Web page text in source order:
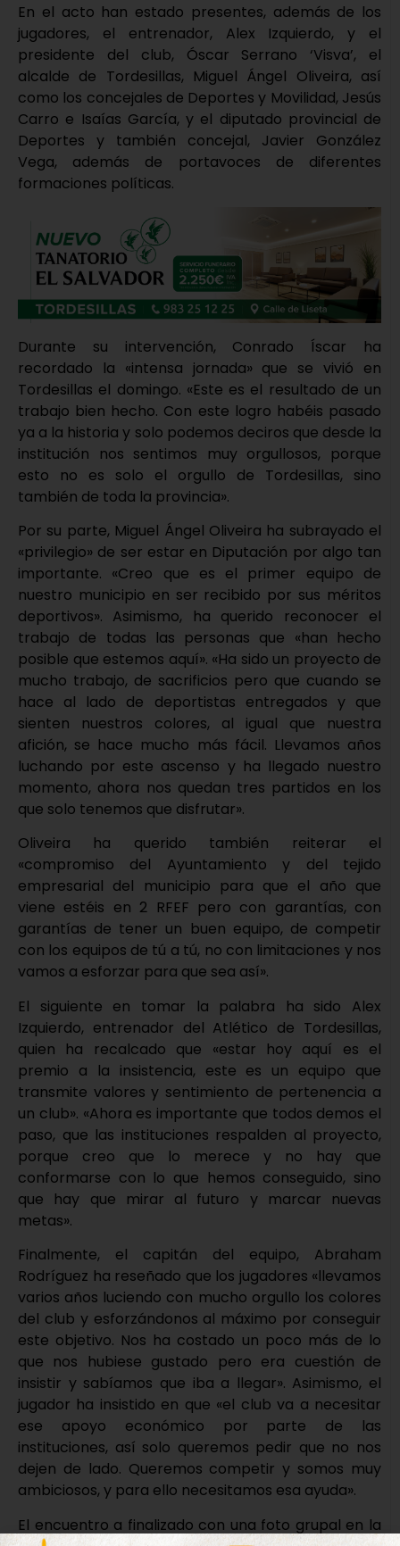
En el acto han estado presentes, además de los
jugadores, el entrenador, Alex Izquierdo, y el
presidente del club, Óscar Serrano ‘Visva’, el
alcalde de Tordesillas, Miguel Ángel Oliveira, así
como los concejales de Deportes y Movilidad, Jesús
Carro e Isaías García, y el diputado provincial de
Deportes y también concejal, Javier González
Vega, además de portavoces de diferentes
formaciones políticas.
Durante su intervención, Conrado Íscar ha
recordado la «intensa jornada» que se vivió en
Tordesillas el domingo. «Este es el resultado de un
trabajo bien hecho. Con este logro habéis pasado
ya a la historia y solo podemos deciros que desde la
institución nos sentimos muy orgullosos, porque
esto no es solo el orgullo de Tordesillas, sino
también de toda la provincia».
Por su parte, Miguel Ángel Oliveira ha subrayado el
«privilegio» de ser estar en Diputación por algo tan
importante. «Creo que es el primer equipo de
nuestro municipio en ser recibido por sus méritos
deportivos». Asimismo, ha querido reconocer el
trabajo de todas las personas que «han hecho
posible que estemos aquí». «Ha sido un proyecto de
mucho trabajo, de sacrificios pero que cuando se
hace al lado de deportistas entregados y que
sienten nuestros colores, al igual que nuestra
afición, se hace mucho más fácil. Llevamos años
luchando por este ascenso y ha llegado nuestro
momento, ahora nos quedan tres partidos en los
que solo tenemos que disfrutar».
Oliveira ha querido también reiterar el
«compromiso del Ayuntamiento y del tejido
empresarial del municipio para que el año que
viene estéis en 2 RFEF pero con garantías, con
garantías de tener un buen equipo, de competir
con los equipos de tú a tú, no con limitaciones y nos
vamos a esforzar para que sea así».
El siguiente en tomar la palabra ha sido Alex
Izquierdo, entrenador del Atlético de Tordesillas,
quien ha recalcado que «estar hoy aquí es el
premio a la insistencia, este es un equipo que
transmite valores y sentimiento de pertenencia a
un club». «Ahora es importante que todos demos el
paso, que las instituciones respalden al proyecto,
porque creo que lo merece y no hay que
conformarse con lo que hemos conseguido, sino
que hay que mirar al futuro y marcar nuevas
metas».
Finalmente, el capitán del equipo, Abraham
Rodríguez ha reseñado que los jugadores «llevamos
varios años luciendo con mucho orgullo los colores
del club y esforzándonos al máximo por conseguir
este objetivo. Nos ha costado un poco más de lo
que nos hubiese gustado pero era cuestión de
insistir y sabíamos que iba a llegar». Asimismo, el
jugador ha insistido en que «el club va a necesitar
ese apoyo económico por parte de las
instituciones, así solo queremos pedir que no nos
dejen de lado. Queremos competir y somos muy
ambiciosos, y para ello necesitamos esa ayuda».
El encuentro a finalizado con una foto grupal en la